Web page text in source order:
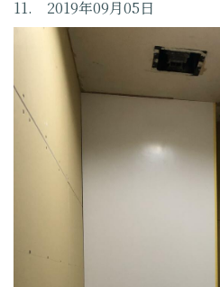
11. 2019年09月05日